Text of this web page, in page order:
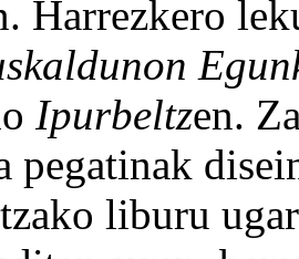
Harrezkero
Ipurbeltzen.
pegatinak
liburu